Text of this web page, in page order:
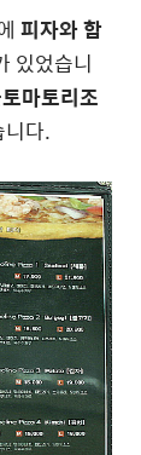
피자와 함
있었습니
마토리조
니다.